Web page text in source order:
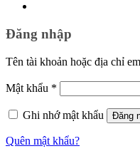
Đăng nhập
Tên tài khoản hoặc địa chỉ
Mật khẩu *
buộc
Ghi nhớ mật khẩu
Đăng
Quên mật khẩu?